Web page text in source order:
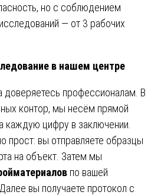
но с соблюдением
— от 3 рабочих
в нашем центре
доверяетесь профессионалам. В
контор, мы несём прямой
каждую цифру в заключении.
прост: вы отправляете образцы
на объект. Затем мы
по вашей
вы получаете протокол с